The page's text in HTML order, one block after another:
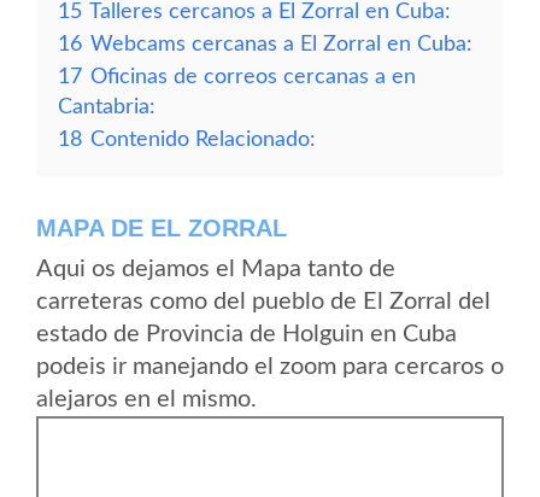
15 Talleres cercanos a El Zorral en Cuba:
16 Webcams cercanas a El Zorral en Cuba:
17 Oficinas de correos cercanas a en
Cantabria:
18 Contenido Relacionado:
MAPA DE EL ZORRAL
Aqui os dejamos el Mapa tanto de
carreteras como del pueblo de El Zorral del
estado de Provincia de Holguin en Cuba
podeis ir manejando el zoom para cercaros o
alejaros en el mismo.